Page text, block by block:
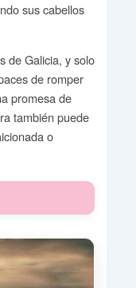
sus cabellos
de Galicia, y solo
de romper
promesa de
también puede
o